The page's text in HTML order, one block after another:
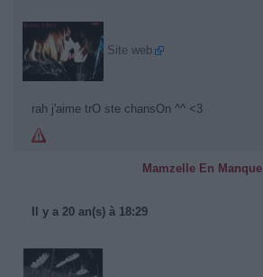
Site web
rah j'aime trO ste chansOn ^^ <3
Mamzelle En Manque
Il y a 20 an(s) à 18:29